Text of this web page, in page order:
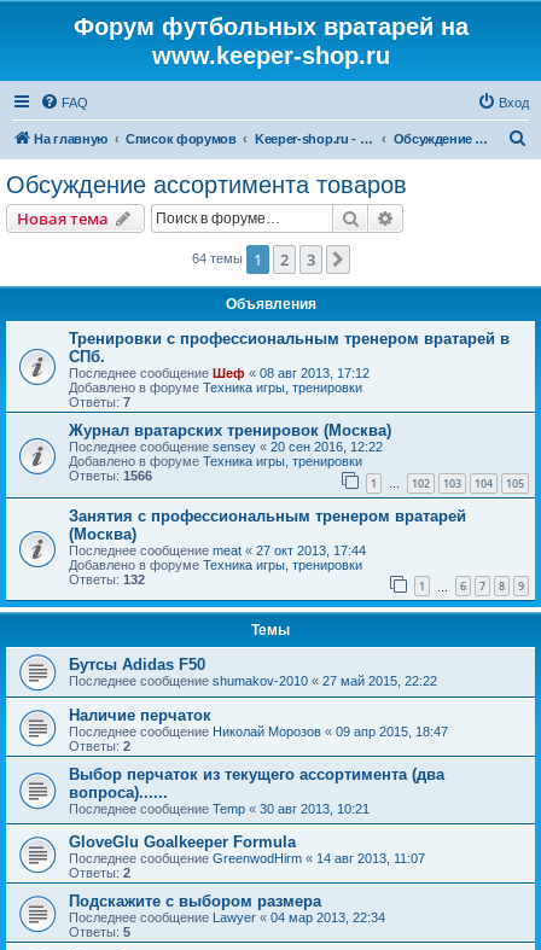
Форум футбольных вратарей на
www.keeper-shop.ru
FAQ Вход
На главную Список форумов Keeper-shop.ru - магазин для вратарей Обсуждение ассортимента товаров
Обсуждение ассортимента товаров
Новая тема Поиск
64 темы 1 2 3
Объявления
Тренировки с профессиональным тренером вратарей в
СПб.
Последнее сообщение Шеф « 08 авг 2013, 17:12
Добавлено в форуме Техника игры, тренировки
Ответы: 7
Журнал вратарских тренировок (Москва)
Последнее сообщение sensey « 20 сен 2016, 12:22
Добавлено в форуме Техника игры, тренировки
Ответы: 1566 1 … 102 103 104 105
Занятия с профессиональным тренером вратарей
(Москва)
Последнее сообщение meat « 27 окт 2013, 17:44
Добавлено в форуме Техника игры, тренировки
Ответы: 132 1 6 7 8 9
Темы
Бутсы Adidas F50
Последнее сообщение shumakov-2010 « 27 май 2015, 22:22
Наличие перчаток
Последнее сообщение Николай Морозов « 09 апр 2015, 18:47
Ответы: 2
Выбор перчаток из текущего ассортимента (два
вопроса)......
Последнее сообщение Temp « 30 авг 2013, 10:21
GloveGlu Goalkeeper Formula
Последнее сообщение GreenwodHirm « 14 авг 2013, 11:07
Ответы: 2
Подскажите с выбором размера
Последнее сообщение Lawyer « 04 мар 2013, 22:34
Ответы: 5